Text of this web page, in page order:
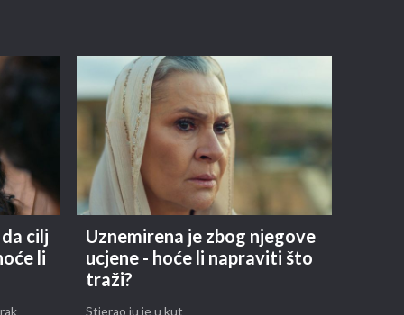
cilj
li
Uznemirena je zbog njegove
ucjene - hoće li napraviti što
traži?
Stjerao ju je u kut